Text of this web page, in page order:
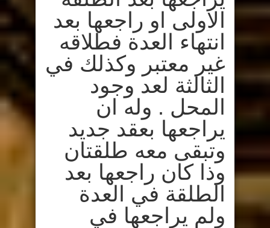
الاولى او راجعها بعد
انتهاء العدة فطلاقه
غير معتبر وكذلك في
الثالثة لعد وجود
المحل . وله ان
يراجعها بعقد جديد
وتبقى معه طلقتان
وذا كان راجعها بعد
الطلقة في العدة
ولم يراجعها في